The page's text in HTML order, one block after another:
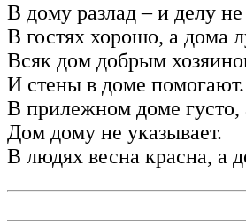
В дому разлад – и делу не
В гостях хорошо, а дома
Всяк дом добрым
И стены в доме помогают.
В прилежном доме густо,
Дом дому не указывает.
В людях весна красна, а